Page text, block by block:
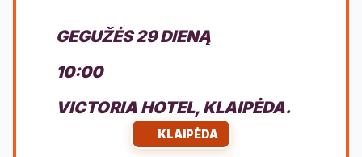
GEGUŽĖS 29 DIENĄ
10:00
VICTORIA HOTEL, KLAIPĖDA.
KLAIPĖDA